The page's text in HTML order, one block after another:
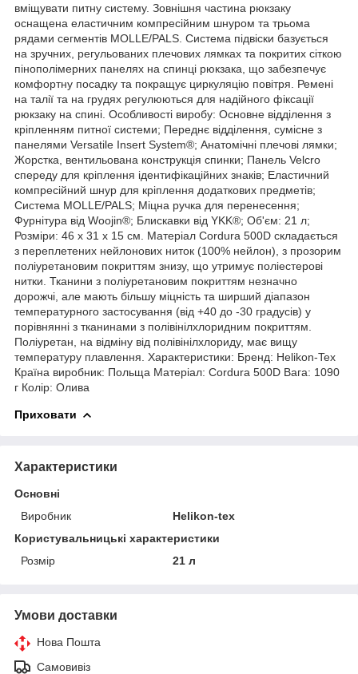
вміщувати питну систему. Зовнішня частина рюкзаку
оснащена еластичним компресійним шнуром та трьома
рядами сегментів MOLLE/PALS. Система підвіски базується
на зручних, регульованих плечових лямках та покритих сіткою
пінополімерних панелях на спинці рюкзака, що забезпечує
комфортну посадку та покращує циркуляцію повітря. Ремені
на талії та на грудях регулюються для надійного фіксації
рюкзаку на спині. Особливості виробу: Основне відділення з
кріпленням питної системи; Переднє відділення, сумісне з
панелями Versatile Insert System®; Анатомічні плечові лямки;
Жорстка, вентильована конструкція спинки; Панель Velcro
спереду для кріплення ідентифікаційних знаків; Еластичний
компресійний шнур для кріплення додаткових предметів;
Система MOLLE/PALS; Міцна ручка для перенесення;
Фурнітура від Woojin®; Блискавки від YKK®; Об'єм: 21 л;
Розміри: 46 х 31 х 15 см. Матеріал Cordura 500D складається
з переплетених нейлонових ниток (100% нейлон), з прозорим
поліуретановим покриттям знизу, що утримує поліестерові
нитки. Тканини з поліуретановим покриттям незначно
дорожчі, але мають більшу міцність та ширший діапазон
температурного застосування (від +40 до -30 градусів) у
порівнянні з тканинами з полівінілхлоридним покриттям.
Поліуретан, на відміну від полівінілхлориду, має вищу
температуру плавлення. Характеристики: Бренд: Helikon-Tex
Країна виробник: Польща Матеріал: Cordura 500D Вага: 1090
г Колір: Олива
Приховати
Характеристики
Основні
Виробник
Helikon-tex
Користувальницькі характеристики
Розмір
21 л
Умови доставки
Нова Пошта
Самовивіз